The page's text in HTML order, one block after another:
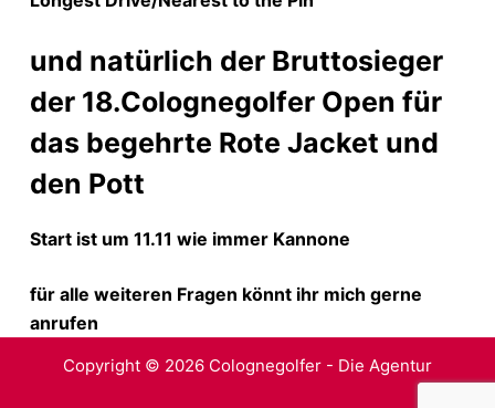
und natürlich der Bruttosieger
der 18.Colognegolfer Open für
das begehrte Rote Jacket und
den Pott
Start ist um 11.11 wie immer Kannone
für alle weiteren Fragen könnt ihr mich gerne
anrufen
Copyright © 2026 Colognegolfer - Die Agentur